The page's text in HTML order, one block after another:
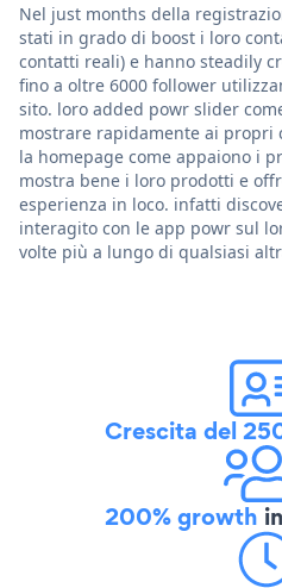
Nel just months della
stati in grado di boost i loro
contatti reali) e hanno steadily
fino a oltre 6000 follower
sito. loro added powr slider
mostrare rapidamente ai propri
la homepage come appaiono i
mostra bene i loro prodotti e
esperienza in loco. infatti
interagito con le app powr sul
volte più a lungo di qualsiasi
Crescita del
200% growth